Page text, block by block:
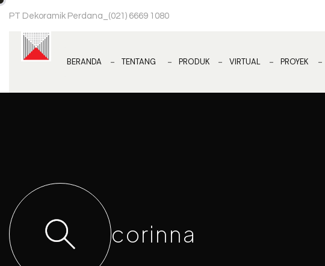
PT Dekoramik Perdana (021) 6669 1080
BERANDA TENTANG PRODUK VIRTUAL PROYEK
corinna